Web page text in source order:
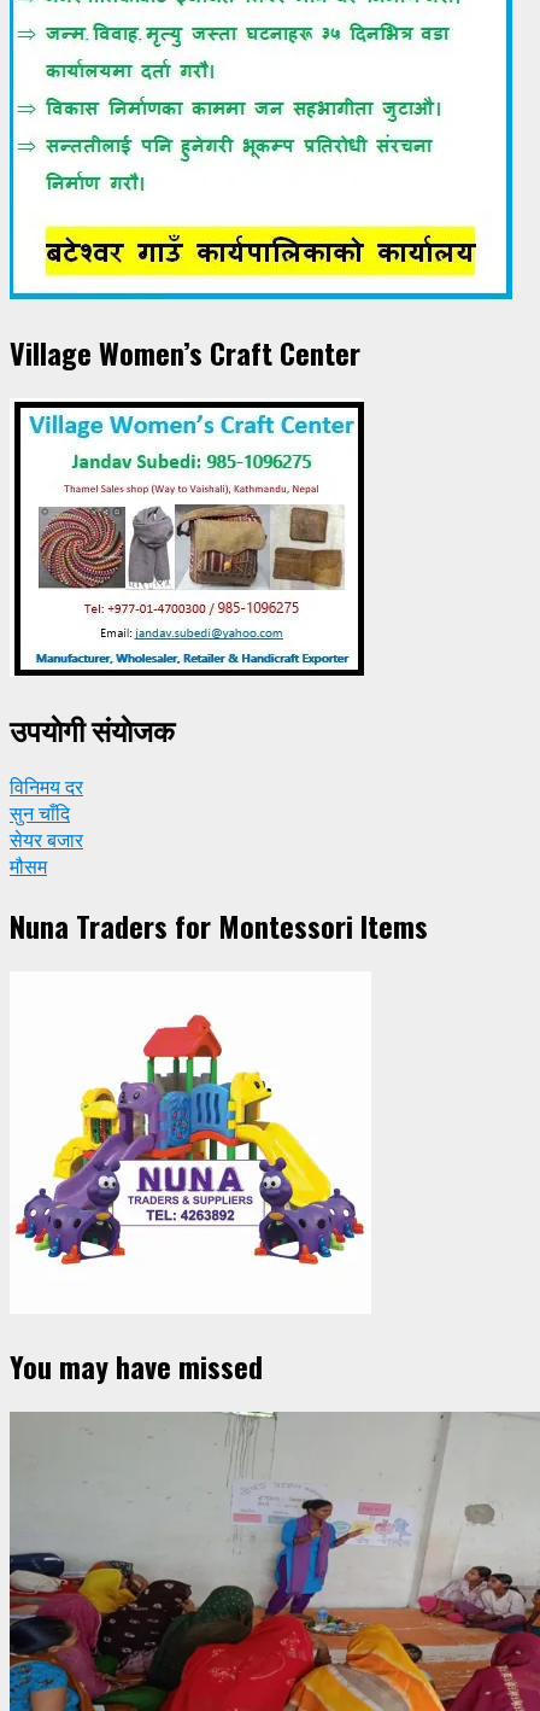
Village Women’s Craft Center
उपयाेगी संयाेजक
विनिमय दर
सुन चाँदि
सेयर बजार
मौसम
Nuna Traders for Montessori Items
You may have missed